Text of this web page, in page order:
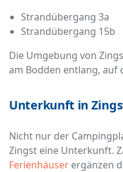
Strandübergang 3a
Strandübergang 15b
Die Umgebung von
am Bodden entlang, auf
Unterkunft in
Nicht nur der
Zingst eine Unterkunft.
Ferienhäuser ergänzen